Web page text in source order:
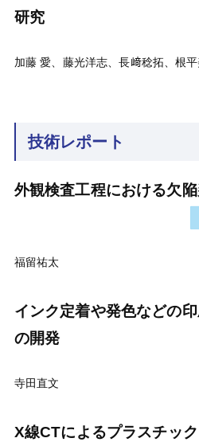
研究
加藤 愛、藤光洋志、長﨑稔拓
技術レポート
外観検査工程における
福留祐太
インク定着や発色などの
の開発
寺田直文
X線CTによるプラスチッ